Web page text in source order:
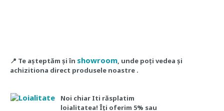
📍 Te așteptăm și în showroom, unde poți vedea și
achizitiona direct produsele noastre .
Noi chiar Iti răsplatim
loialitatea! Îți oferim 5% sau